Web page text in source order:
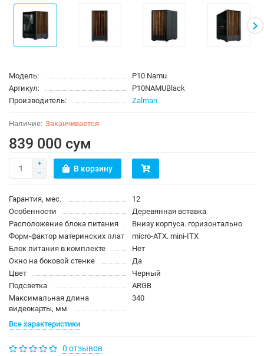
Модель:
P10 Namu
Артикул:
P10NAMUBlack
Производитель:
Zalman
Заканчивается
839 000 сум
В корзину
Гарантия, мес.
12
Особенности
Деревянная вставка
Расположение блока питания
Внизу корпуса. горизонтально
Форм-фактор материнских плат
micro-ATX. mini-ITX
Блок питания в комплекте
Нет
Окно на боковой стенке
Да
Цвет
Черный
Подсветка
ARGB
Максимальная длина
видеокарты, мм
340
Все характеристики
0 отзывов